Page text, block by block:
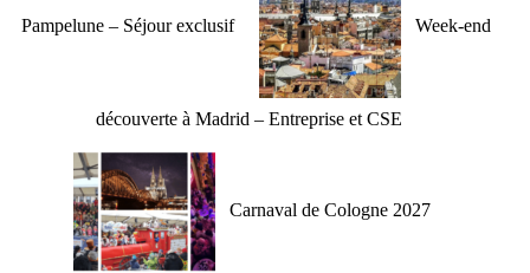
Pampelune – Séjour exclusif Week-end
découverte à Madrid – Entreprise et CSE
Carnaval de Cologne 2027